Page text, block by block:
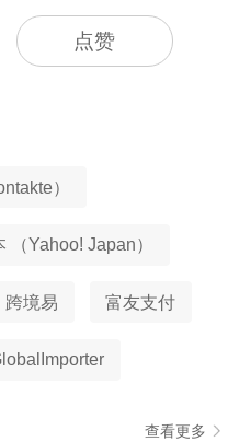
点赞
）
（Yahoo! Japan）
跨境易 富友支付
查看更多